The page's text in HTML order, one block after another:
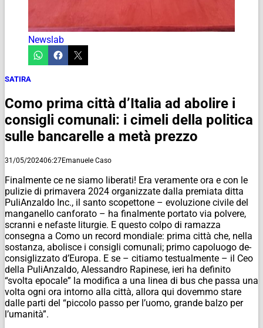
Newslab
SATIRA
Como prima città d’Italia ad abolire i
consigli comunali: i cimeli della politica
sulle bancarelle a metà prezzo
31/05/202406:27Emanuele Caso
Finalmente ce ne siamo liberati! Era veramente ora e con le
pulizie di primavera 2024 organizzate dalla premiata ditta
PuliAnzaldo Inc., il santo scopettone – evoluzione civile del
manganello canforato – ha finalmente portato via polvere,
scranni e nefaste liturgie. E questo colpo di ramazza
consegna a Como un record mondiale: prima città che, nella
sostanza, abolisce i consigli comunali; primo capoluogo de-
consiglizzato d’Europa. E se – citiamo testualmente – il Ceo
della PuliAnzaldo, Alessandro Rapinese, ieri ha definito
“svolta epocale” la modifica a una linea di bus che passa una
volta ogni ora intorno alla città, allora qui dovemmo stare
dalle parti del “piccolo passo per l’uomo, grande balzo per
l’umanità”.